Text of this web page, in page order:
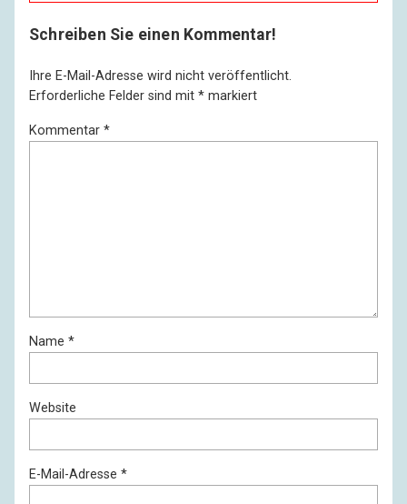
Schreiben Sie einen Kommentar!
Ihre E-Mail-Adresse wird nicht veröffentlicht.
Erforderliche Felder sind mit * markiert
Kommentar *
Name *
Website
E-Mail-Adresse *